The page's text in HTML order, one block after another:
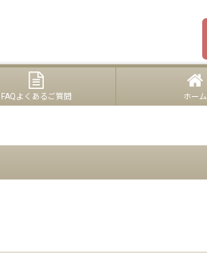
FAQよくあるご質問 ホーム